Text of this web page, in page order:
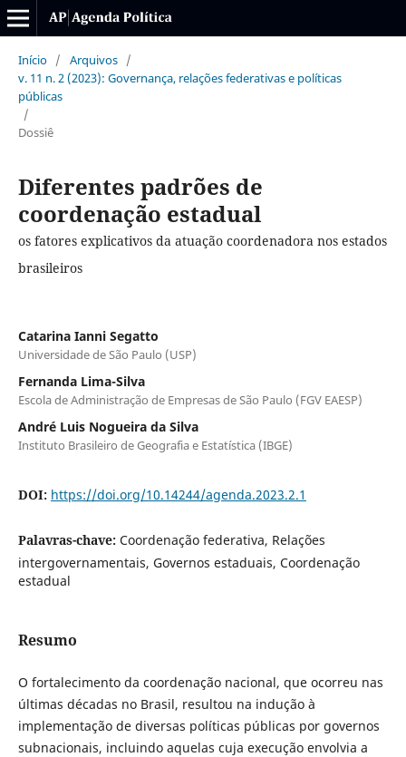
Início / Arquivos /
v. 11 n. 2 (2023): Governança, relações federativas e políticas
públicas
/
Dossiê
Diferentes padrões de
coordenação estadual
os fatores explicativos da atuação coordenadora nos estados
brasileiros
Catarina Ianni Segatto
Universidade de São Paulo (USP)
Fernanda Lima-Silva
Escola de Administração de Empresas de São Paulo (FGV EAESP)
André Luis Nogueira da Silva
Instituto Brasileiro de Geografia e Estatística (IBGE)
DOI: https://doi.org/10.14244/agenda.2023.2.1
Palavras-chave: Coordenação federativa, Relações
intergovernamentais, Governos estaduais, Coordenação
estadual
Resumo
O fortalecimento da coordenação nacional, que ocorreu nas
últimas décadas no Brasil, resultou na indução à
implementação de diversas políticas públicas por governos
subnacionais, incluindo aquelas cuja execução envolvia a